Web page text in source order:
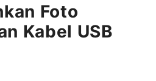
Foto
Kabel USB